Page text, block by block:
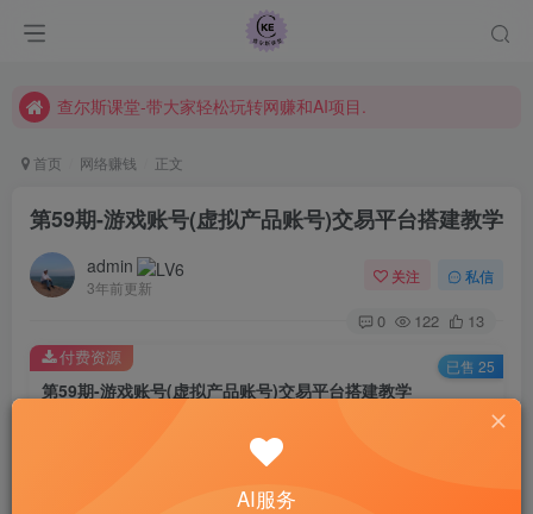
查尔斯课堂-带大家轻松玩转网赚和AI项目.
首页 网络赚钱 正文
第59期-游戏账号(虚拟产品账号)交易平台搭建教学
admin
3年前更新
关注 私信
0 122 13
第59期-游戏账号(虚拟产品账号)交易平台搭建教学
49
付费资源 已售 25
AI服务